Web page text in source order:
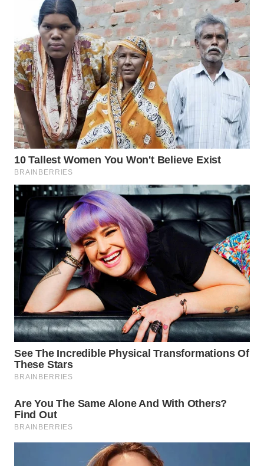
WN
PRIANGAN
TIMUR
WN
SEMARANG
WN
SOLO
WN
BOROBUDUR
WN
MADURA
WN
SURABAYA
WN
NATUNA
WN
BINTAN
WN
MANDALIKA
WN
LIKUPANG